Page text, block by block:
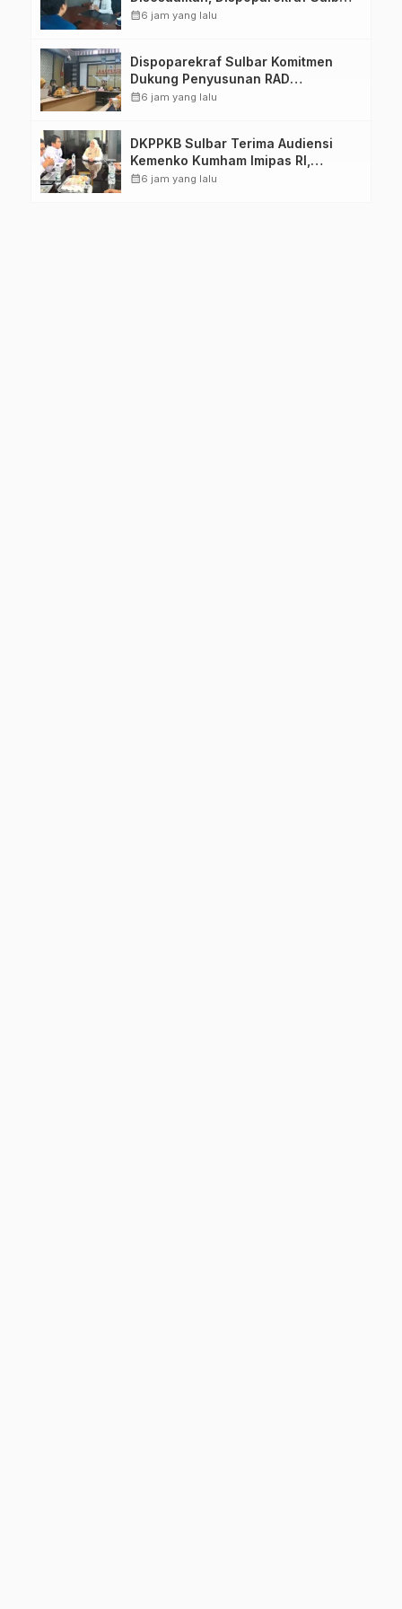
Pastikan Persiapan Tetap
calendar_month6 jam yang lalu
Dispoparekraf Sulbar Komitmen
Dukung Penyusunan RAD
TPB/SDGs Sulawesi Barat
calendar_month6 jam yang lalu
DKPPKB Sulbar Terima Audiensi
Kemenko Kumham Imipas RI,
Perkuat Pelayanan Kesehatan bagi
calendar_month6 jam yang lalu